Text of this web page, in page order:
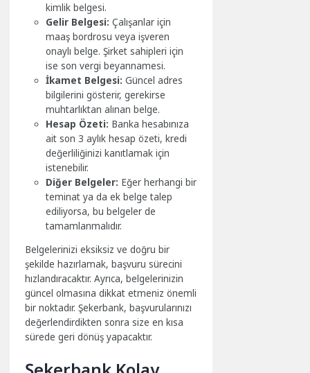
kimlik belgesi.
Gelir Belgesi: Çalışanlar için
maaş bordrosu veya işveren
onaylı belge. Şirket sahipleri için
ise son vergi beyannamesi.
İkamet Belgesi: Güncel adres
bilgilerini gösterir, gerekirse
muhtarlıktan alınan belge.
Hesap Özeti: Banka hesabınıza
ait son 3 aylık hesap özeti, kredi
değerliliğinizi kanıtlamak için
istenebilir.
Diğer Belgeler: Eğer herhangi bir
teminat ya da ek belge talep
ediliyorsa, bu belgeler de
tamamlanmalıdır.
Belgelerinizi eksiksiz ve doğru bir
şekilde hazırlamak, başvuru sürecini
hızlandıracaktır. Ayrıca, belgelerinizin
güncel olmasına dikkat etmeniz önemli
bir noktadır. Şekerbank, başvurularınızı
değerlendirdikten sonra size en kısa
sürede geri dönüş yapacaktır.